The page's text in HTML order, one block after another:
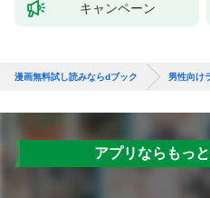
キャンペーン
漫画無料試し読みならdブック 男性向け
アプリならもっ